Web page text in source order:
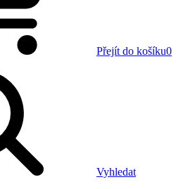
Přejít do košíku0
Vyhledat